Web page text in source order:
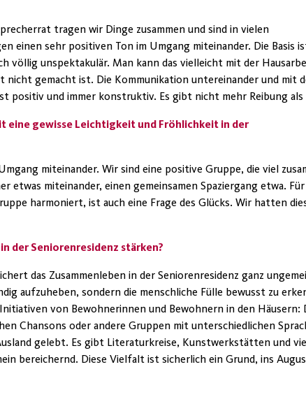
tragen wir Dinge zusammen und sind in vielen
einen sehr positiven Ton im Umgang miteinander. Die Basis
völlig unspektakulär. Man kann das vielleicht mit der
gemacht ist. Die Kommunikation untereinander und mit
positiv und immer konstruktiv. Es gibt nicht mehr Reibung
gewisse Leichtigkeit und Fröhlichkeit in der
miteinander. Wir sind eine positive Gruppe, die viel
etwas miteinander, einen gemeinsamen Spaziergang etwa.
harmoniert, ist auch eine Frage des Glücks. Wir hatten
der Seniorenresidenz stärken?
das Zusammenleben in der Seniorenresidenz ganz
aufzuheben, sondern die menschliche Fülle bewusst zu
von Bewohnerinnen und Bewohnern in den Häusern:
Chansons oder andere Gruppen mit unterschiedlichen
gelebt. Es gibt Literaturkreise, Kunstwerkstätten und
bereichernd. Diese Vielfalt ist sicherlich ein Grund, ins